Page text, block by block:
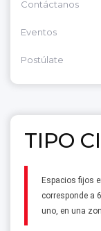
Contáctanos
Eventos
Postúlate
TIPO CI
Espacios fijos
corresponde a
uno, en una